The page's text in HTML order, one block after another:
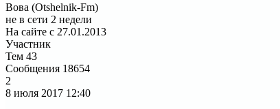
Вова (Otshelnik-Fm)
не в сети 2 недели
На сайте с 27.01.2013
Участник
Тем 43
Сообщения 18654
2
8 июля 2017 12:40